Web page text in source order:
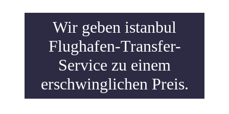
Wir geben istanbul
Flughafen-Transfer-
Service zu einem
erschwinglichen Preis.